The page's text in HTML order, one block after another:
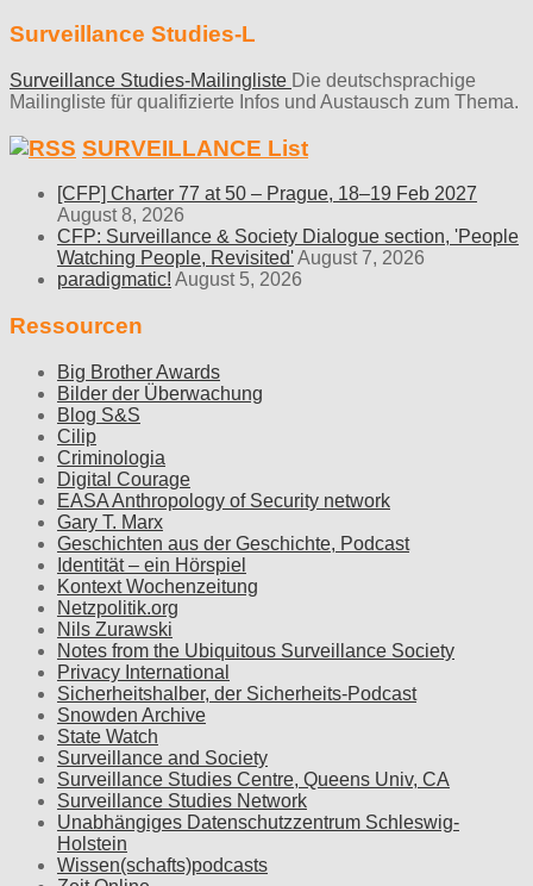
Surveillance Studies-L
Surveillance Studies-Mailingliste Die deutschsprachige
Mailingliste für qualifizierte Infos und Austausch zum Thema.
SURVEILLANCE List
[CFP] Charter 77 at 50 – Prague, 18–19 Feb 2027
August 8, 2026
CFP: Surveillance & Society Dialogue section, 'People
Watching People, Revisited'August 7, 2026
paradigmatic! August 5, 2026
Ressourcen
Big Brother Awards
Bilder der Überwachung
Blog S&S
Cilip
Criminologia
Digital Courage
EASA Anthropology of Security network
Gary T. Marx
Geschichten aus der Geschichte, Podcast
Identität – ein Hörspiel
Kontext Wochenzeitung
Netzpolitik.org
Nils Zurawski
Notes from the Ubiquitous Surveillance Society
Privacy International
Sicherheitshalber, der Sicherheits-Podcast
Snowden Archive
State Watch
Surveillance and Society
Surveillance Studies Centre, Queens Univ, CA
Surveillance Studies Network
Unabhängiges Datenschutzzentrum Schleswig-
Holstein
Wissen(schafts)podcasts